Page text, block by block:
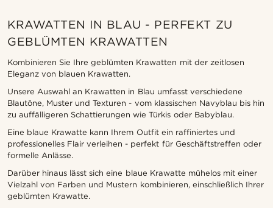
KRAWATTEN IN BLAU - PERFEKT ZU
GEBLÜMTEN KRAWATTEN
Kombinieren Sie Ihre geblümten Krawatten mit der zeitlosen
Eleganz von blauen Krawatten.
Unsere Auswahl an Krawatten in Blau umfasst verschiedene
Blautöne, Muster und Texturen - vom klassischen Navyblau bis hin
zu auffälligeren Schattierungen wie Türkis oder Babyblau.
Eine blaue Krawatte kann Ihrem Outfit ein raffiniertes und
professionelles Flair verleihen - perfekt für Geschäftstreffen oder
formelle Anlässe.
Darüber hinaus lässt sich eine blaue Krawatte mühelos mit einer
Vielzahl von Farben und Mustern kombinieren, einschließlich Ihrer
geblümten Krawatte.